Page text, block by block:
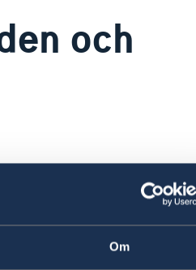
Om
och
av två, i
torrare luft från
med hög luftfuktighet